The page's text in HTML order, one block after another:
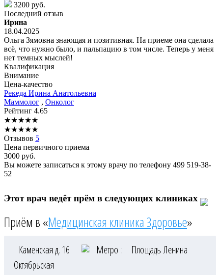
3200 руб.
Последний отзыв
Ирина
18.04.2025
Ольга Зямовна знающая и позитивная. На приеме она сделала
всё, что нужно было, и пальпацию в том числе. Теперь у меня
нет темных мыслей!
Квалификация
Внимание
Цена-качество
Рекеда Ирина Анатольевна
Маммолог , Онколог
Рейтинг 4.65
★★★★★
★★★★★
Отзывов 5
Цена первичного приема
3000 руб.
Вы можете записаться к этому врачу по телефону 499 519-38-
52
Этот врач ведёт прём в следующих клиниках
Приём в «Медицинская клиника Здоровье»
Каменская д. 16 Метро :
Площадь Ленина
Октябрьская